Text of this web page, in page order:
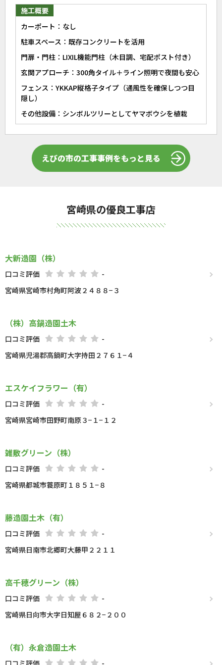
施工概要
カーポート：なし
駐車スペース：既存コンクリートを活用
門扉・門柱：LIXIL機能門柱（木目調、宅配ポスト付き）
玄関アプローチ：300角タイル＋ライン照明で夜間も安心
フェンス：YKKAP縦格子タイプ（通風性を確保しつつ目
隠し）
その他設備：シンボルツリーとしてヤマボウシを植栽
えびの市の工事事例をもっと見る
宮崎県の優良工事店
大新造園（株）
口コミ評価
-
宮崎県宮崎市村角町阿波２４８８−３
（株）高鍋造園土木
口コミ評価
-
宮崎県児湯郡高鍋町大字持田２７６１−４
エスケイフラワー（有）
口コミ評価
-
宮崎県宮崎市田野町南原３−１−１２
雑敷グリーン（株）
口コミ評価
-
宮崎県都城市蓑原町１８５１−８
藤造園土木（有）
口コミ評価
-
宮崎県日南市北郷町大藤甲２２１１
高千穂グリーン（株）
口コミ評価
-
宮崎県日向市大字日知屋６８２−２００
（有）永倉造園土木
口コミ評価 -